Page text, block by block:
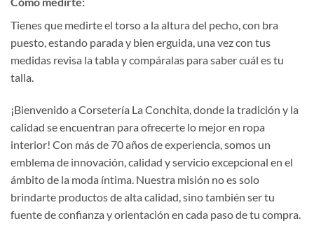
Tienes que medirte el torso a la altura del pecho, con bra
puesto, estando parada y bien erguida, una vez con tus
medidas revisa la tabla y compáralas para saber cuál es tu
talla.
¡Bienvenido a Corsetería La Conchita, donde la tradición y la
calidad se encuentran para ofrecerte lo mejor en ropa
interior! Con más de 70 años de experiencia, somos un
emblema de innovación, calidad y servicio excepcional en el
ámbito de la moda íntima. Nuestra misión no es solo
brindarte productos de alta calidad, sino también ser tu
fuente de confianza y orientación en cada paso de tu compra.